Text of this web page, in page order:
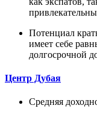
Потенциал
имеет себе
долгосрочной
Центр Дубая
Средняя